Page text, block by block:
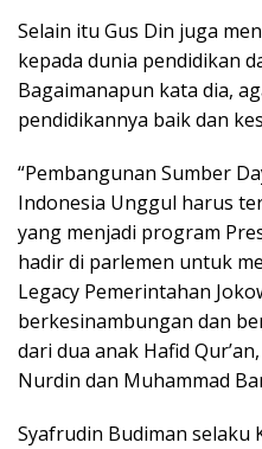
Selain itu Gus Din juga
kepada dunia pendidikan
Bagaimanapun kata dia,
pendidikannya baik dan
“Pembangunan Sumber
Indonesia Unggul harus
yang menjadi program
hadir di parlemen untuk
Legacy Pemerintahan
berkesinambungan dan
dari dua anak Hafid
Nurdin dan Muhammad
Syafrudin Budiman selaku